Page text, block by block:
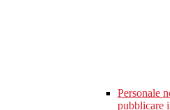
Personale
pubblicare